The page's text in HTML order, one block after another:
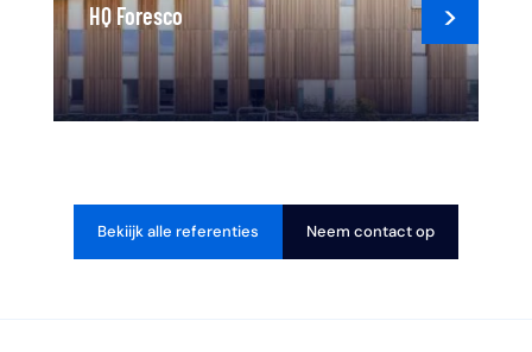
HQ Foresco
Bekiijk alle referenties Neem contact op